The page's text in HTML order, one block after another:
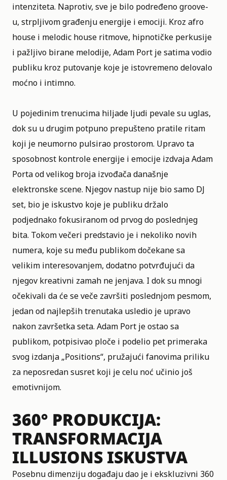
intenziteta. Naprotiv, sve je bilo podređeno groove-
u, strpljivom građenju energije i emociji. Kroz afro
house i melodic house ritmove, hipnotičke perkusije
i pažljivo birane melodije, Adam Port je satima vodio
publiku kroz putovanje koje je istovremeno delovalo
moćno i intimno.
U pojedinim trenucima hiljade ljudi pevale su uglas,
dok su u drugim potpuno prepušteno pratile ritam
koji je neumorno pulsirao prostorom. Upravo ta
sposobnost kontrole energije i emocije izdvaja Adam
Porta od velikog broja izvođača današnje
elektronske scene. Njegov nastup nije bio samo DJ
set, bio je iskustvo koje je publiku držalo
podjednako fokusiranom od prvog do poslednjeg
bita. Tokom večeri predstavio je i nekoliko novih
numera, koje su među publikom dočekane sa
velikim interesovanjem, dodatno potvrđujući da
njegov kreativni zamah ne jenjava. I dok su mnogi
očekivali da će se veče završiti poslednjom pesmom,
jedan od najlepših trenutaka usledio je upravo
nakon završetka seta. Adam Port je ostao sa
publikom, potpisivao ploče i podelio pet primeraka
svog izdanja „Positions“, pružajući fanovima priliku
za neposredan susret koji je celu noć učinio još
emotivnijom.
360° PRODUKCIJA:
TRANSFORMACIJA
ILLUSIONS ISKUSTVA
Posebnu dimenziju događaju dao je i ekskluzivni 360